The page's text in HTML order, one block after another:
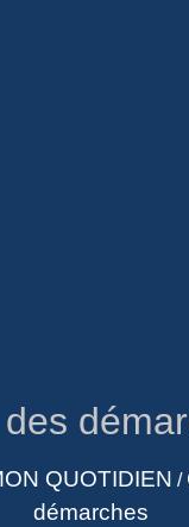
QUOTIDIEN /
démarches